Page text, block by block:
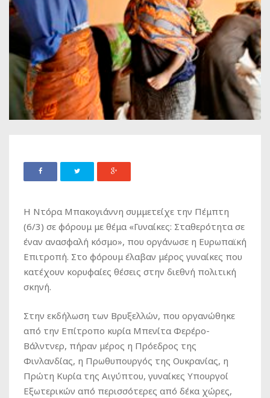
Η Ντόρα Μπακογιάννη συμμετείχε την Πέμπτη
(6/3) σε φόρουμ με θέμα «Γυναίκες: Σταθερότητα σε
έναν ανασφαλή κόσμο», που οργάνωσε η Ευρωπαϊκή
Επιτροπή. Στο φόρουμ έλαβαν μέρος γυναίκες που
κατέχουν κορυφαίες θέσεις στην διεθνή πολιτική
σκηνή.
Στην εκδήλωση των Βρυξελλών, που οργανώθηκε
από την Επίτροπο κυρία Μπενίτα Φερέρο-
Βάλντνερ, πήραν μέρος η Πρόεδρος της
Φινλανδίας, η Πρωθυπουργός της Ουκρανίας, η
Πρώτη Κυρία της Αιγύπτου, γυναίκες Υπουργοί
Εξωτερικών από περισσότερες από δέκα χώρες,